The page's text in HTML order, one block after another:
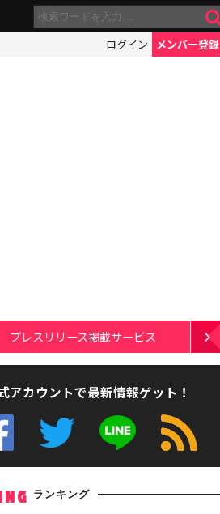
ログイン メンバー登録
プレスリリース掲載サービス
アカウントで最新情報ゲット！
ランキング